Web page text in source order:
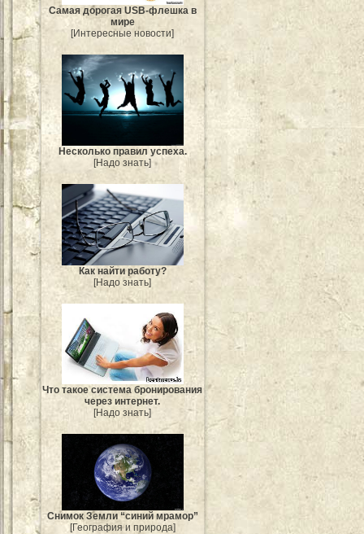
Самая дорогая USB-флешка в
мире
[Интересные новости]
Несколько правил успеха.
[Надо знать]
Как найти работу?
[Надо знать]
Что такое система бронирования
через интернет.
[Надо знать]
Снимок Земли “синий мрамор”
[География и природа]